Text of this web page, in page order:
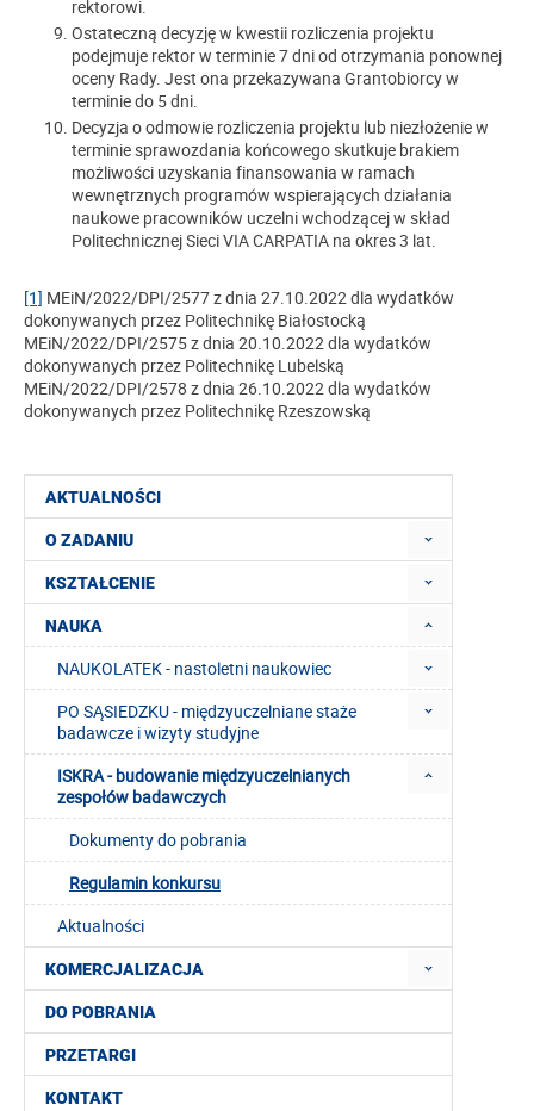
AKTUALNOŚCI
O ZADANIU
KSZTAŁCENIE
NAUKA
NAUKOLATEK - nastoletni naukowiec
PO SĄSIEDZKU - międzyuczelniane staże
badawcze i wizyty studyjne
ISKRA - budowanie międzyuczelnianych
zespołów badawczych
Dokumenty do pobrania
Regulamin konkursu
Aktualności
KOMERCJALIZACJA
DO POBRANIA
PRZETARGI
KONTAKT
rektorowi.
Ostateczną decyzję w kwestii rozliczenia projektu
podejmuje rektor w terminie 7 dni od otrzymania ponownej
oceny Rady. Jest ona przekazywana Grantobiorcy w
terminie do 5 dni.
Decyzja o odmowie rozliczenia projektu lub niezłożenie w
terminie sprawozdania końcowego skutkuje brakiem
możliwości uzyskania finansowania w ramach
wewnętrznych programów wspierających działania
naukowe pracowników uczelni wchodzącej w skład
Politechnicznej Sieci VIA CARPATIA na okres 3 lat.
[1] MEiN/2022/DPI/2577 z dnia 27.10.2022 dla wydatków
dokonywanych przez Politechnikę Białostocką
MEiN/2022/DPI/2575 z dnia 20.10.2022 dla wydatków
dokonywanych przez Politechnikę Lubelską
MEiN/2022/DPI/2578 z dnia 26.10.2022 dla wydatków
dokonywanych przez Politechnikę Rzeszowską